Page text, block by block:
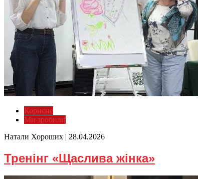
Корисне
Ми зробили
Натали Хороших | 28.04.2026
Тренінг «Щаслива жінка»